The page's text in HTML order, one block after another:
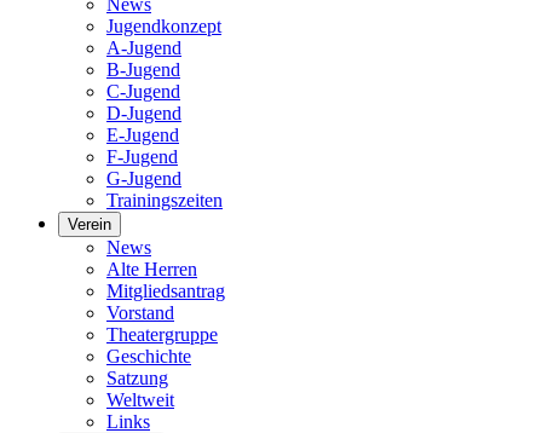
News
Jugendkonzept
A-Jugend
B-Jugend
C-Jugend
D-Jugend
E-Jugend
F-Jugend
G-Jugend
Trainingszeiten
Verein
News
Alte Herren
Mitgliedsantrag
Vorstand
Theatergruppe
Geschichte
Satzung
Weltweit
Links